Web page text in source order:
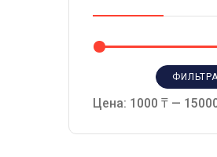
Цена: 1000 ₸ —